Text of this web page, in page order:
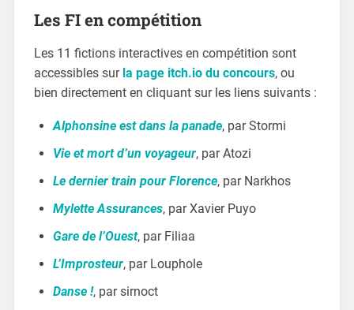
Les FI en compétition
Les 11 fictions interactives en compétition sont
accessibles sur la page itch.io du concours, ou
bien directement en cliquant sur les liens suivants :
Alphonsine est dans la panade, par Stormi
Vie et mort d’un voyageur, par Atozi
Le dernier train pour Florence, par Narkhos
Mylette Assurances, par Xavier Puyo
Gare de l’Ouest, par Filiaa
L’Improsteur, par Louphole
Danse !, par sirnoct